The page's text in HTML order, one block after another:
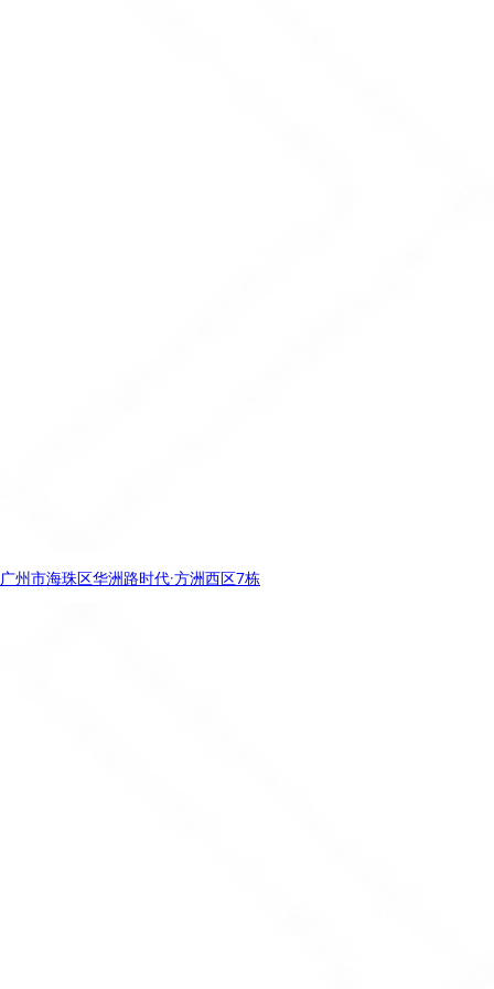
广州市海珠区华洲路时代·方洲西区7栋